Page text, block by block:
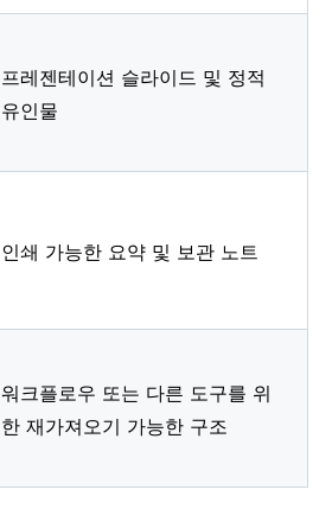
프레젠테이션 슬라이드 및 정적
유인물
인쇄 가능한 요약 및 보관 노트
워크플로우 또는 다른 도구를 위
한 재가져오기 가능한 구조